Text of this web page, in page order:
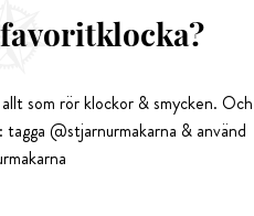
som rör klockor & smycken. Och
@stjarnurmakarna & använd